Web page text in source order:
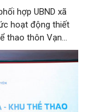
hợp UBND xã
hoạt động thiết
thao thôn Vạn